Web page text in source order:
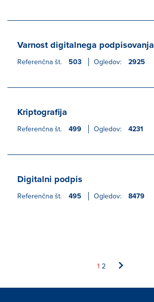
Varnost digitalnega podpisovanja
Referenčna št. 503 Ogledov: 2925
Kriptografija
Referenčna št. 499 Ogledov: 4231
Digitalni podpis
Referenčna št. 495 Ogledov: 8479
1 2